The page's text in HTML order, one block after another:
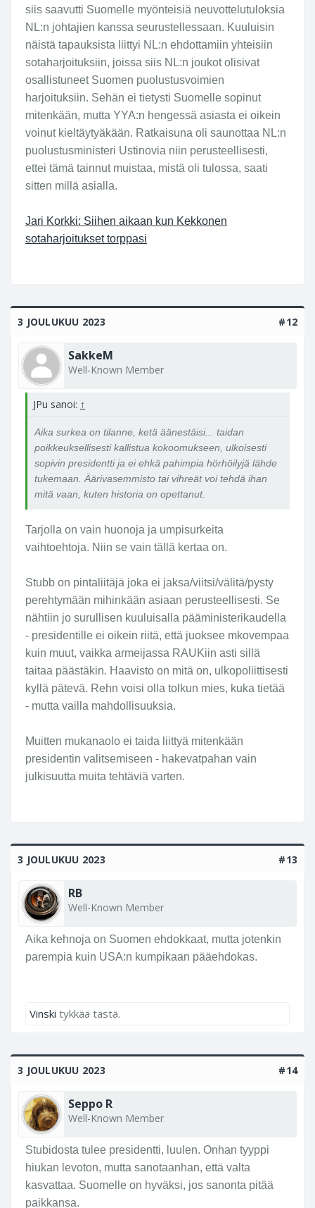
siis saavutti Suomelle myönteisiä neuvottelutuloksia
NL:n johtajien kanssa seurustellessaan. Kuuluisin
näistä tapauksista liittyi NL:n ehdottamiin yhteisiin
sotaharjoituksiin, joissa siis NL:n joukot olisivat
osallistuneet Suomen puolustusvoimien
harjoituksiin. Sehän ei tietysti Suomelle sopinut
mitenkään, mutta YYA:n hengessä asiasta ei oikein
voinut kieltäytyäkään. Ratkaisuna oli saunottaa NL:n
puolustusministeri Ustinovia niin perusteellisesti,
ettei tämä tainnut muistaa, mistä oli tulossa, saati
sitten millä asialla.
Jari Korkki: Siihen aikaan kun Kekkonen
sotaharjoitukset torppasi
3 JOULUKUU 2023 #12
SakkeM
Well-Known Member
JPu sanoi: ↑
Aika surkea on tilanne, ketä äänestäisi... taidan
poikkeuksellisesti kallistua kokoomukseen, ulkoisesti
sopivin presidentti ja ei ehkä pahimpia hörhöilyjä lähde
tukemaan. Äärivasemmisto tai vihreät voi tehdä ihan
mitä vaan, kuten historia on opettanut.
Tarjolla on vain huonoja ja umpisurkeita
vaihtoehtoja. Niin se vain tällä kertaa on.
Stubb on pintaliitäjä joka ei jaksa/viitsi/välitä/pysty
perehtymään mihinkään asiaan perusteellisesti. Se
nähtiin jo surullisen kuuluisalla pääministerikaudella
- presidentille ei oikein riitä, että juoksee mkovempaa
kuin muut, vaikka armeijassa RAUKiin asti sillä
taitaa päästäkin. Haavisto on mitä on, ulkopoliittisesti
kyllä pätevä. Rehn voisi olla tolkun mies, kuka tietää
- mutta vailla mahdollisuuksia.
Muitten mukanaolo ei taida liittyä mitenkään
presidentin valitsemiseen - hakevatpahan vain
julkisuutta muita tehtäviä varten.
3 JOULUKUU 2023 #13
RB
Well-Known Member
Aika kehnoja on Suomen ehdokkaat, mutta jotenkin
parempia kuin USA:n kumpikaan pääehdokas.
Vinski tykkää tästä.
3 JOULUKUU 2023 #14
Seppo R
Well-Known Member
Stubidosta tulee presidentti, luulen. Onhan tyyppi
hiukan levoton, mutta sanotaanhan, että valta
kasvattaa. Suomelle on hyväksi, jos sanonta pitää
paikkansa.